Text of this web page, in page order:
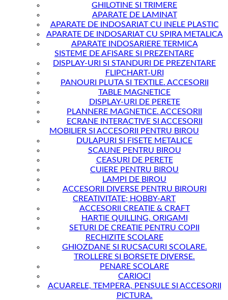
GHILOTINE SI TRIMERE
APARATE DE LAMINAT
APARATE DE INDOSARIAT CU INELE PLASTIC
APARATE DE INDOSARIAT CU SPIRA METALICA
APARATE INDOSARIERE TERMICA
SISTEME DE AFISARE SI PREZENTARE
DISPLAY-URI SI STANDURI DE PREZENTARE
FLIPCHART-URI
PANOURI PLUTA SI TEXTILE. ACCESORII
TABLE MAGNETICE
DISPLAY-URI DE PERETE
PLANNERE MAGNETICE. ACCESORII
ECRANE INTERACTIVE SI ACCESORII
MOBILIER SI ACCESORII PENTRU BIROU
DULAPURI SI FISETE METALICE
SCAUNE PENTRU BIROU
CEASURI DE PERETE
CUIERE PENTRU BIROU
LAMPI DE BIROU
ACCESORII DIVERSE PENTRU BIROURI
CREATIVITATE; HOBBY-ART
ACCESORII CREATIE & CRAFT
HARTIE QUILLING, ORIGAMI
SETURI DE CREATIE PENTRU COPII
RECHIZITE SCOLARE
GHIOZDANE SI RUCSACURI SCOLARE.
TROLLERE SI BORSETE DIVERSE.
PENARE SCOLARE
CARIOCI
ACUARELE, TEMPERA, PENSULE SI ACCESORII
PICTURA.